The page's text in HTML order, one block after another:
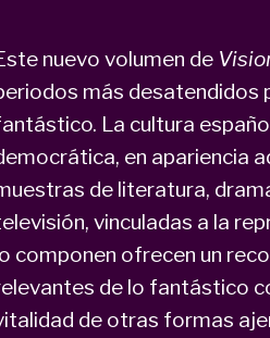
nuevo volumen de
más desatendidos
La cultura
en apariencia
de literatura,
vinculadas a la
componen ofrecen un
de lo fantástico
de otras formas